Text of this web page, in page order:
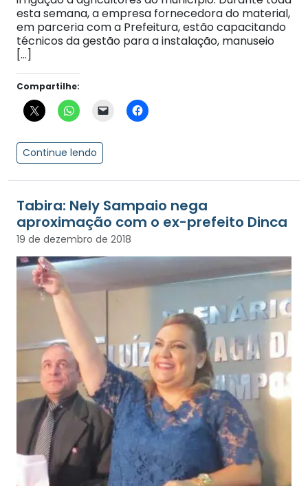
esta semana, a empresa fornecedora do material,
em parceria com a Prefeitura, estão capacitando
técnicos da gestão para a instalação, manuseio
[…]
Compartilhe:
Continue lendo
Tabira: Nely Sampaio nega
aproximação com o ex-prefeito Dinca
19 de dezembro de 2018